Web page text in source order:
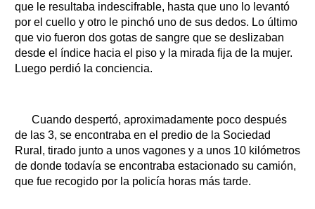
que le resultaba indescifrable, hasta que uno lo levantó
por el cuello y otro le pinchó uno de sus dedos. Lo último
que vio fueron dos gotas de sangre que se deslizaban
desde el índice hacia el piso y la mirada fija de la mujer.
Luego perdió la conciencia.
Cuando despertó, aproximadamente poco después
de las 3, se encontraba en el predio de la Sociedad
Rural, tirado junto a unos vagones y a unos 10 kilómetros
de donde todavía se encontraba estacionado su camión,
que fue recogido por la policía horas más tarde.